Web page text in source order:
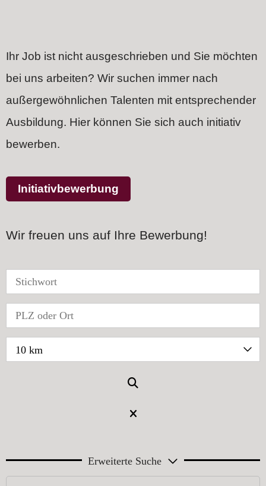
Ihr Job ist nicht ausgeschrieben und Sie möchten
bei uns arbeiten? Wir suchen immer nach
außergewöhnlichen Talenten mit entsprechender
Ausbildung. Hier können Sie sich auch initiativ
bewerben.
Initiativbewerbung
Wir freuen uns auf Ihre Bewerbung!
10 km
Erweiterte Suche